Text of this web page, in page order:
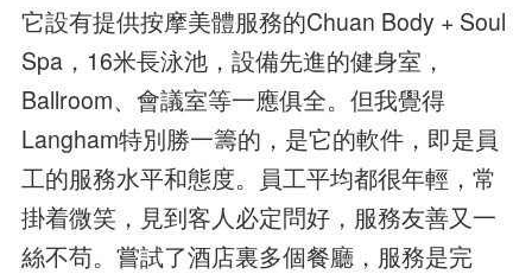
它設有提供按摩美體服務的Chuan Body + Soul
Spa，16米長泳池，設備先進的健身室，
Ballroom、會議室等一應俱全。但我覺得
Langham特別勝一籌的，是它的軟件，即是員
工的服務水平和態度。員工平均都很年輕，常
掛着微笑，見到客人必定問好，服務友善又一
絲不苟。嘗試了酒店裏多個餐廳，服務是完